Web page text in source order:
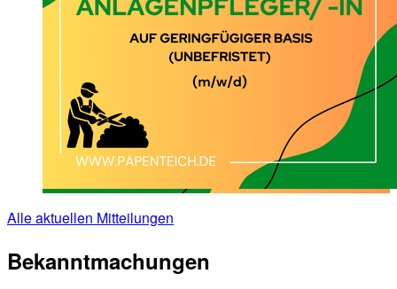
Alle aktuellen Mitteilungen
Bekanntmachungen